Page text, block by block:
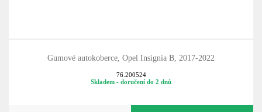
Gumové autokoberce, Opel Insignia B, 2017-2022
76.200524
Skladem - doručení do 2 dnů